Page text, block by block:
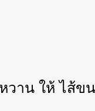
วาน ให้ ไส้ข